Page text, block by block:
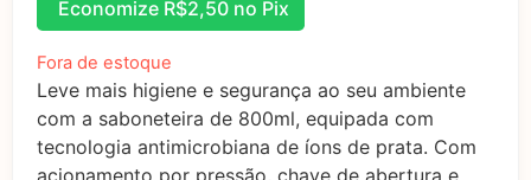
Economize R$2,50no Pix
Fora de estoque
Leve mais higiene e segurança ao seu ambiente
com a saboneteira de 800ml, equipada com
tecnologia antimicrobiana de íons de prata. Com
acionamento por pressão, chave de abertura e